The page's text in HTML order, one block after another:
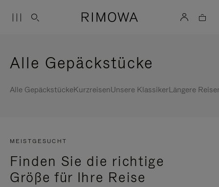
Alle Gepäckstücke
Alle GepäckstückeKurzreisenUnsere KlassikerLängere
MEISTGESUCHT
Finden Sie die richtige
Größe für Ihre Reise